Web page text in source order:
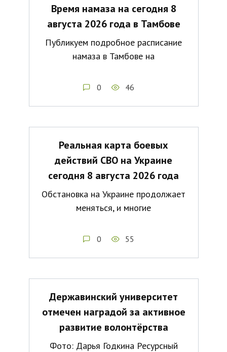
Время намаза на сегодня 8
августа 2026 года в Тамбове
Публикуем подробное расписание
намаза в Тамбове на
0 46
Реальная карта боевых
действий СВО на Украине
сегодня 8 августа 2026 года
Обстановка на Украине продолжает
меняться, и многие
0 55
Державинский университет
отмечен наградой за активное
развитие волонтёрства
Фото: Дарья Годкина Ресурсный